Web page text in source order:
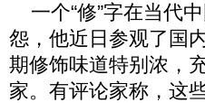
一个“修”字在当代
怨，他近日参观了国
期修饰味道特别浓，
家。有评论家称，这